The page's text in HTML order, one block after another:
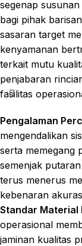
segenap
bagi pihak
sasaran target
kenyamanan
terkait mutu
penjabaran
fasilitas
Pengalaman
mengendalikan
serta memegang
semenjak
terus menerus
kebenaran
Standar Material
operasional
jaminan kualitas